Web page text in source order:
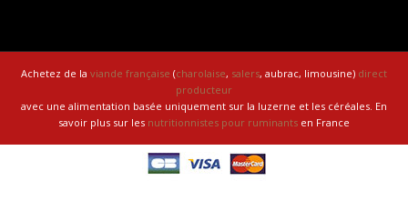
Achetez de la viande française (charolaise, salers, aubrac, limousine) direct
producteur
avec une alimentation basée uniquement sur la luzerne et les céréales. En
savoir plus sur les nutritionnistes pour ruminants en France